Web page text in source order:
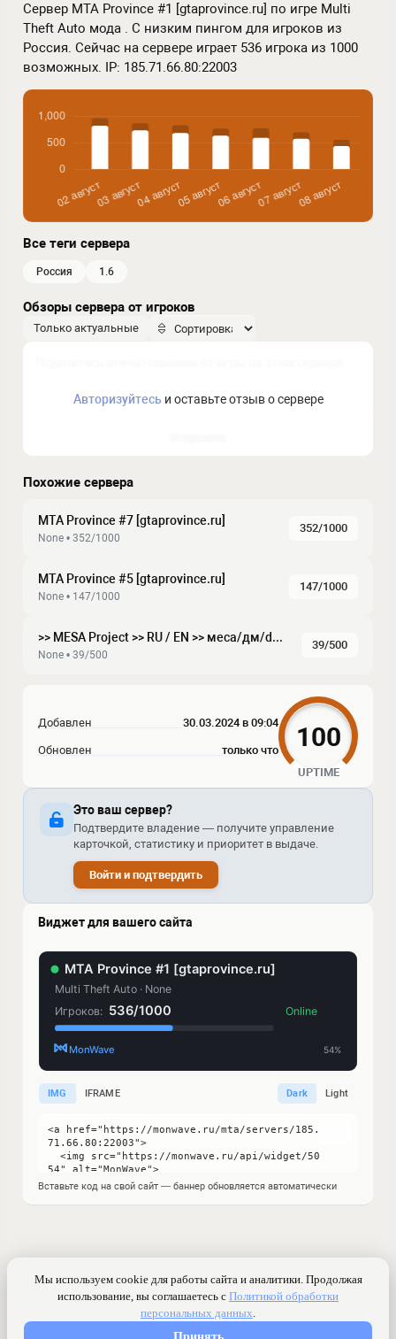
Сервер MTA Province #1 [gtaprovince.ru] по игре Multi
Theft Auto мода . С низким пингом для игроков из
Россия. Сейчас на сервере играет 536 игрока из 1000
возможных. IP: 185.71.66.80:22003
Все теги сервера
россия 1.6
Обзоры сервера от игроков
Только актуальные
Авторизуйтесьи оставьте отзыв о сервере
Похожие сервера
MTA Province #7 [gtaprovince.ru]
None • 352/1000
352/1000
MTA Province #5 [gtaprovince.ru]
None • 147/1000
147/1000
>> MESA Project >> RU / EN >> меса/дм/dm/дрифт/drift/рп/rp >>
None • 39/500
39/500
Добавлен 30.03.2024 в 09:04
Обновлен только что 100
UPTIME
Это ваш сервер?
Подтвердите владение — получите управление
карточкой, статистику и приоритет в выдаче.
Войти и подтвердить
Виджет для вашего сайта
IMG IFRAME Dark Light
Вставьте код на свой сайт — баннер обновляется автоматически